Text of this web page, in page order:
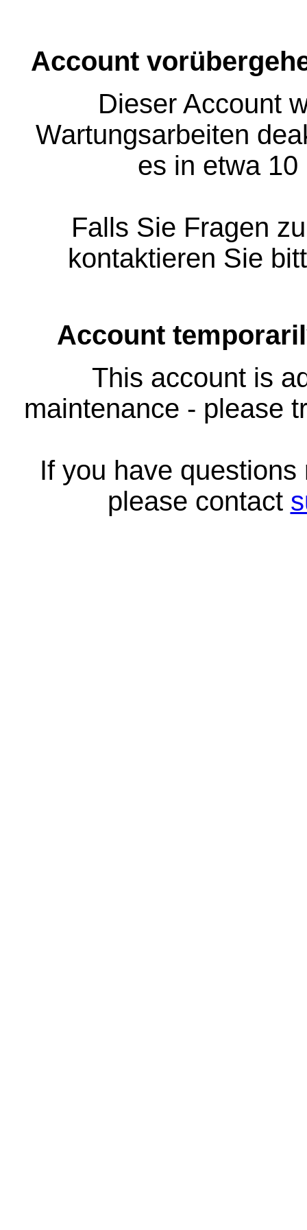
Account
Dieser Account
Wartungsarbeiten
es in etwa
Falls Sie Fragen
kontaktieren Sie
Account
This account is
maintenance - please
If you have
please contact